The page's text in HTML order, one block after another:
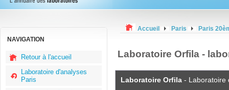
NAVIGATION
Retour à l'accueil
Laboratoire d'analyses
Paris
Accueil Paris Paris
Laboratoire Orfila -
Laboratoire Orfila - Laboratoire